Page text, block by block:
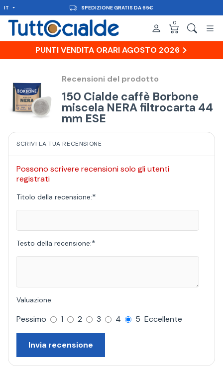
IT SPEDIZIONE GRATIS DA 65€
0
PUNTI VENDITA ORARI AGOSTO 2026
Recensioni del prodotto
150 Cialde caffè Borbone
miscela NERA filtrocarta 44
mm ESE
SCRIVI LA TUA RECENSIONE
Possono scrivere recensioni solo gli utenti
registrati
Titolo della recensione:*
Testo della recensione:*
Valuazione:
Pessimo 1 2 3 4 5 Eccellente
Invia recensione